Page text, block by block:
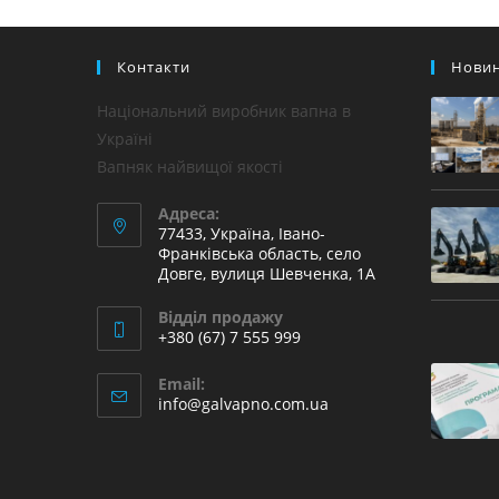
Контакти
Національний виробник вапна в
Україні
Вапняк найвищої якості
Адреса:
77433, Україна, Івано-
Франківська область, село
Довге, вулиця Шевченка, 1А
Відділ продажу
+380 (67) 7 555 999
у
вашому
Email:
info@galvapno.com.ua